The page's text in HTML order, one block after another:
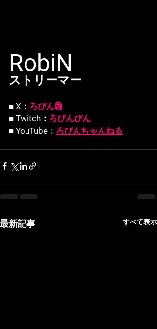
RobiN
ストリーマー
■ X： ろびん🗿
■ Twitch： ろびんびん
■ YouTube： ろびんちゃんねる
最新記事 すべて表示